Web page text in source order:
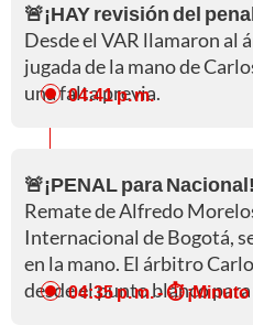
🚨¡HAY revisión del
Desde el VAR llamaron al
jugada de la mano de
una falta previa.
04:41 p. m.
🚨¡PENAL para
Remate de Alfredo
Internacional de Bogotá,
en la mano. El árbitro
desde el punto blanco
04:35 p. m.- ⏱️